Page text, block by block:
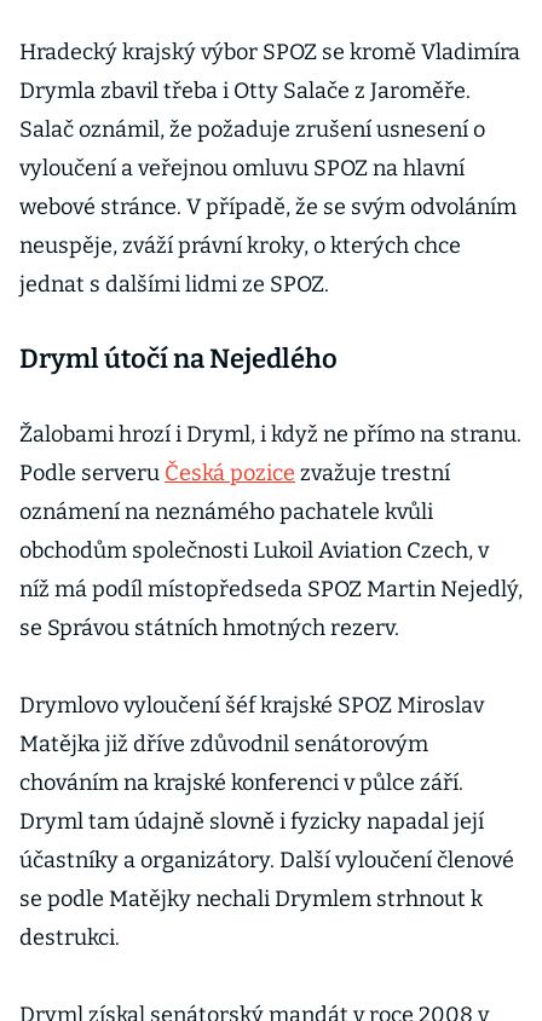
Hradecký krajský výbor SPOZ se kromě Vladimíra
Drymla zbavil třeba i Otty Salače z Jaroměře.
Salač oznámil, že požaduje zrušení usnesení o
vyloučení a veřejnou omluvu SPOZ na hlavní
webové stránce. V případě, že se svým odvoláním
neuspěje, zváží právní kroky, o kterých chce
jednat s dalšími lidmi ze SPOZ.
Dryml útočí na Nejedlého
Žalobami hrozí i Dryml, i když ne přímo na stranu.
Podle serveru Česká pozice zvažuje trestní
oznámení na neznámého pachatele kvůli
obchodům společnosti Lukoil Aviation Czech, v
níž má podíl místopředseda SPOZ Martin Nejedlý,
se Správou státních hmotných rezerv.
Drymlovo vyloučení šéf krajské SPOZ Miroslav
Matějka již dříve zdůvodnil senátorovým
chováním na krajské konferenci v půlce září.
Dryml tam údajně slovně i fyzicky napadal její
účastníky a organizátory. Další vyloučení členové
se podle Matějky nechali Drymlem strhnout k
destrukci.
Dryml získal senátorský mandát v roce 2008 v